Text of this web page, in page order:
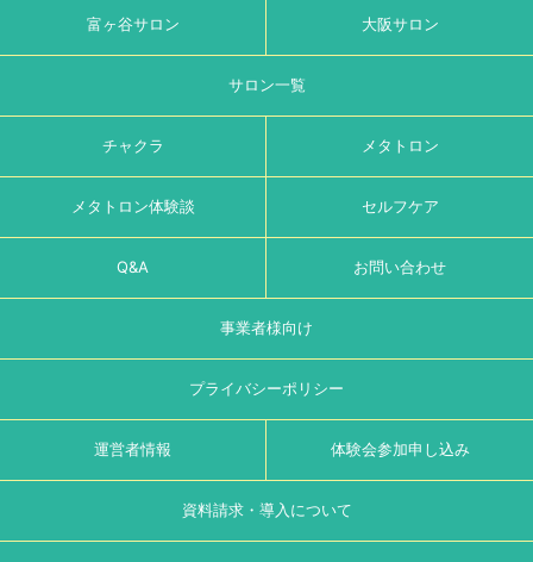
富ヶ谷サロン 大阪サロン
サロン一覧
チャクラ メタトロン
メタトロン体験談 セルフケア
Q&A お問い合わせ
事業者様向け
プライバシーポリシー
運営者情報 体験会参加申し込み
資料請求・導入について